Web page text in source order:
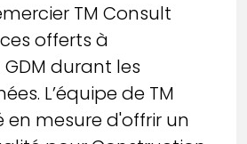
TM Consult
offerts à
durant les
L’équipe de TM
en mesure d'offrir un